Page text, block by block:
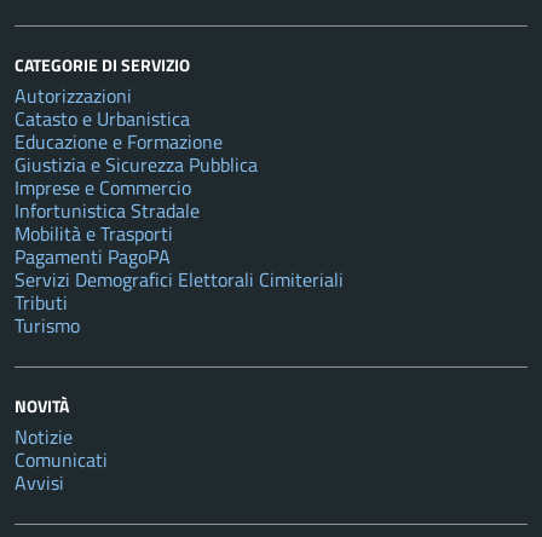
CATEGORIE DI SERVIZIO
Autorizzazioni
Catasto e Urbanistica
Educazione e Formazione
Giustizia e Sicurezza Pubblica
Imprese e Commercio
Infortunistica Stradale
Mobilità e Trasporti
Pagamenti PagoPA
Servizi Demografici Elettorali Cimiteriali
Tributi
Turismo
NOVITÀ
Notizie
Comunicati
Avvisi